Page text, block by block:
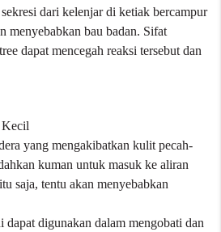
dari kelenjar di ketiak bercampur
menyebabkan bau badan. Sifat
dapat mencegah reaksi tersebut dan
yang mengakibatkan kulit pecah-
kuman untuk masuk ke aliran
saja, tentu akan menyebabkan
digunakan dalam mengobati dan